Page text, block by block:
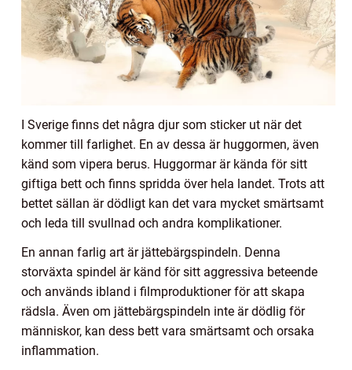
I Sverige finns det några djur som sticker ut när det
kommer till farlighet. En av dessa är huggormen, även
känd som vipera berus. Huggormar är kända för sitt
giftiga bett och finns spridda över hela landet. Trots att
bettet sällan är dödligt kan det vara mycket smärtsamt
och leda till svullnad och andra komplikationer.
En annan farlig art är jättebärgspindeln. Denna
storväxta spindel är känd för sitt aggressiva beteende
och används ibland i filmproduktioner för att skapa
rädsla. Även om jättebärgspindeln inte är dödlig för
människor, kan dess bett vara smärtsamt och orsaka
inflammation.